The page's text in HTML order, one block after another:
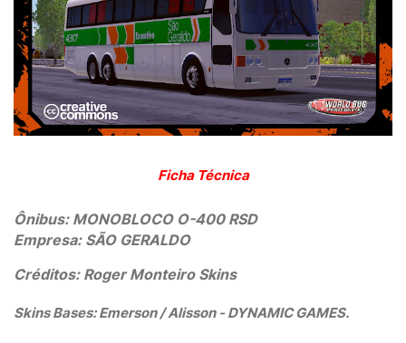
Ficha Técnica
Ônibus: MONOBLOCO O-400 RSD
Empresa: SÃO GERALDO
Créditos: Roger Monteiro Skins
Skins Bases: Emerson / Alisson - DYNAMIC GAMES.